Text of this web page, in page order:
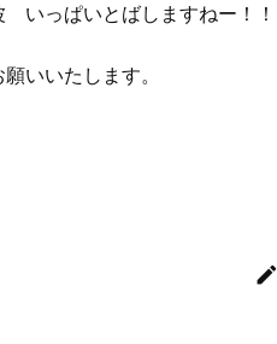
いっぱいとばしますねー！！
いいたします。
